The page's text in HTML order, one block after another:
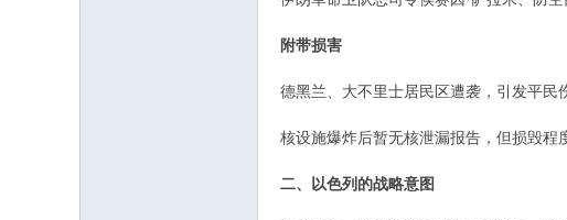
‌附带损害‌
德黑兰、大不里士居民区遭袭，引发平民
核设施爆炸后暂无核泄漏报告，但损毁程
二、以色列的战略意图